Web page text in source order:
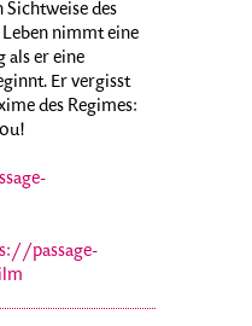
des
Leben nimmt eine
als er eine
Er vergisst
des Regimes:
passage-